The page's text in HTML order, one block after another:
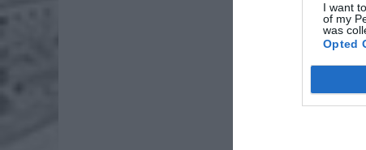
I want
of my
was
Opted